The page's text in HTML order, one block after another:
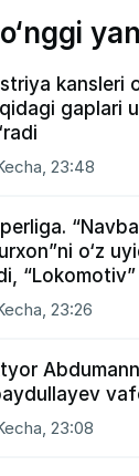
kansleri
gaplari
23:48
o‘z
g‘alaba
23:26
23:08